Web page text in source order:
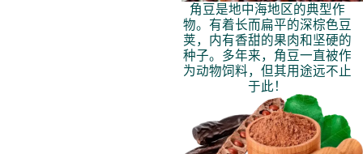
角豆是地中海地区的典型作
物。有着长而扁平的深棕色豆
荚，内有香甜的果肉和坚硬的
种子。多年来，角豆一直被作
为动物饲料，但其用途远不止
于此！